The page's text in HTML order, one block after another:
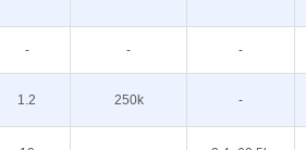
- - -
1.2 250k -